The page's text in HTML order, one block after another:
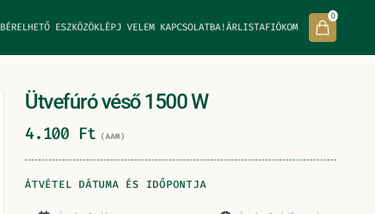
BÉRELHETŐ ESZKÖZÖKLÉPJ VELEM KAPCSOLATBA!ÁRLISTAFIÓKOM
0
Ütvefúró véső 1500 W
4.100 Ft (AAM)
ÁTVÉTEL DÁTUMA ÉS IDŐPONTJA